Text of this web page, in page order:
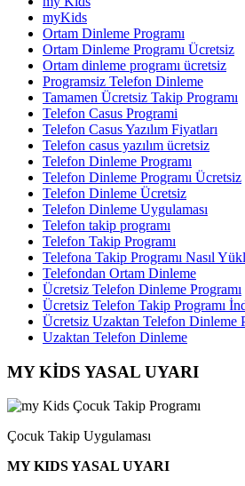
myKids
Ortam Dinleme Programı
Ortam Dinleme Programı Ücretsiz
Ortam dinleme programı ücretsiz
Programsiz Telefon Dinleme
Tamamen Ücretsiz Takip Programı
Telefon Casus Programi
Telefon Casus Yazılım Fiyatları
Telefon casus yazılım ücretsiz
Telefon Dinleme Programı
Telefon Dinleme Programı Ücretsiz
Telefon Dinleme Ücretsiz
Telefon Dinleme Uygulaması
Telefon takip programı
Telefon Takip Programı
Telefona Takip Programı Nasıl
Telefondan Ortam Dinleme
Ücretsiz Telefon Dinleme Programı
Ücretsiz Telefon Takip Programı
Ücretsiz Uzaktan Telefon Dinleme
Uzaktan Telefon Dinleme
MY KİDS YASAL UYARI
Çocuk Takip Uygulaması
MY KIDS YASAL UYARI